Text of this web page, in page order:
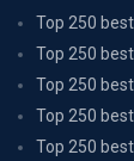
Top 250
Top 250
Top 250
Top 250
Top 250